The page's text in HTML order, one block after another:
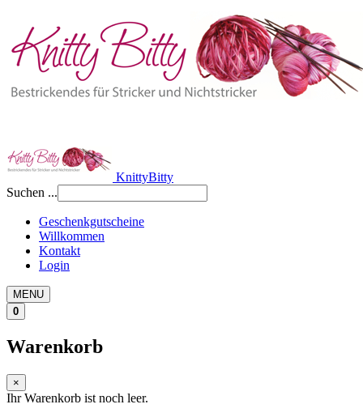
KnittyBitty
Suchen ...
Geschenkgutscheine
Willkommen
Kontakt
Login
MENU
0
Warenkorb
×
Ihr Warenkorb ist noch leer.